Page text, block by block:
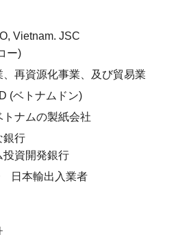
Vietnam. JSC
ー)
、再資源化事業、 及び貿易業
(ベトナムドン)
トナムの製紙会社
銀行
投資開発銀行
日本輸出入業者